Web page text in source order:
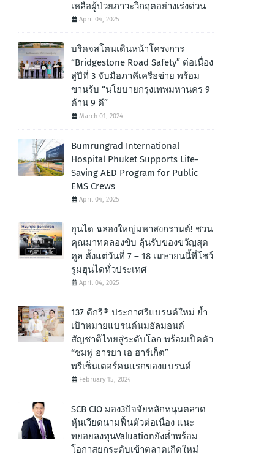
เหลือผู้ป่วยภาวะวิกฤตอย่างเร่งด่วน
April 04, 2025
บริดจสโตนเดินหน้าโครงการ
“Bridgestone Road Safety” ต่อเนื่อง
สู่ปีที่ 3 จับมือภาคีเครือข่าย พร้อม
ขานรับ “นโยบายกรุงเทพมหานคร 9
ด้าน 9 ดี”
March 01, 2024
Bumrungrad International
Hospital Phuket Supports Life-
Saving AED Program for Public
EMS Crews
April 04, 2025
ฮุนได ฉลองใหญ่มหาสงกรานต์! ชวน
คุณมาทดลองขับ ลุ้นรับของขวัญสุด
คูล ตั้งแต่วันที่ 7 – 18 เมษายนนี้ที่โชว์
รูมฮุนไดทั่วประเทศ
April 04, 2025
137 ดีกรี® ประกาศรีแบรนด์ใหม่ ย้ำ
เป้าหมายแบรนด์นมอัลมอนด์
สัญชาติไทยสู่ระดับโลก พร้อมเปิดตัว
“ชมพู่ อารยา เอ ฮาร์เก็ต”
พรีเซ็นเตอร์คนแรกของแบรนด์
February 15, 2024
SCB CIO มอง3ปัจจัยหลักหนุนตลาด
หุ้นเวียดนามฟื้นตัวต่อเนื่อง แนะ
ทยอยลงทุนValuationยังต่ำพร้อม
โอกาสยกระดับเข้าตลาดเกิดใหม่